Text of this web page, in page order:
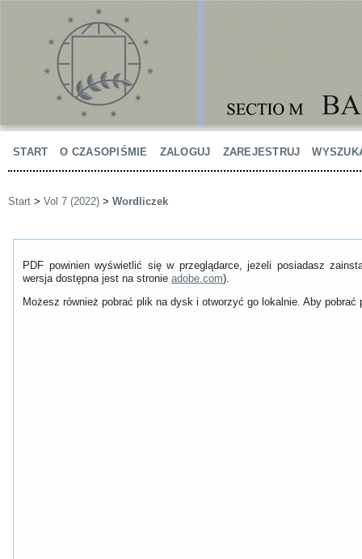
START O CZASOPIŚMIE ZALOGUJ ZAREJESTRUJ
Start > Vol 7 (2022) > Wordliczek
PDF powinien wyświetlić się w przeglądarce, jeżeli posiadasz
wersja dostępna jest na stronie adobe.com).
Możesz również pobrać plik na dysk i otworzyć go lokalnie. Aby